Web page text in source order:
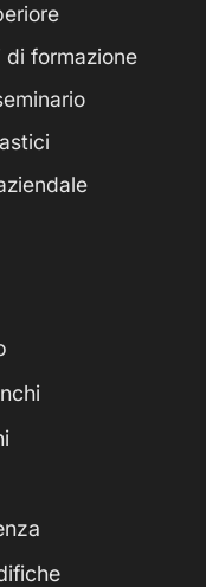
di formazione